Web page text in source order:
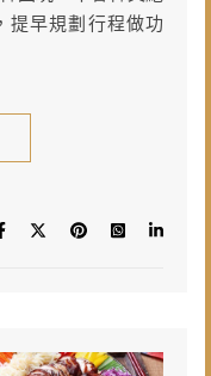
提早規劃行程做功